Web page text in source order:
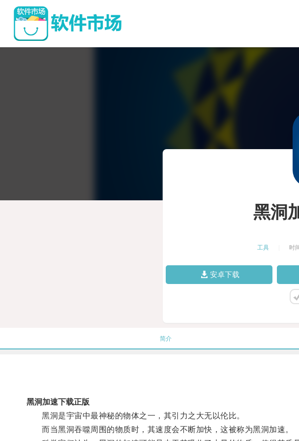
黑洞
工具 时
安卓下载
简介
黑洞加速下载正版
黑洞是宇宙中最神秘的物体之一，其引力之大无以伦比。
而当黑洞吞噬周围的物质时，其速度会不断加快，这被称为黑洞加速。